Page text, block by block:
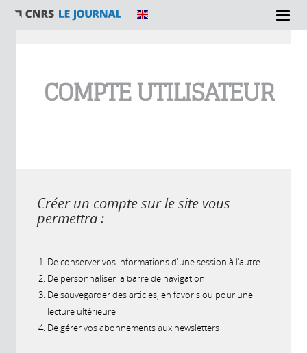
COMPTE UTILISATEUR
Créer un compte sur le site vous
permettra :
De conserver vos informations d'une session à l'autre
De personnaliser la barre de navigation
De sauvegarder des articles, en favoris ou pour une
lecture ultérieure
De gérer vos abonnements aux newsletters